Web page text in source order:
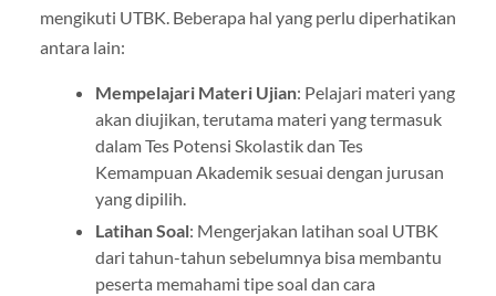
mengikuti UTBK. Beberapa hal yang perlu diperhatikan
antara lain:
Mempelajari Materi Ujian: Pelajari materi yang
akan diujikan, terutama materi yang termasuk
dalam Tes Potensi Skolastik dan Tes
Kemampuan Akademik sesuai dengan jurusan
yang dipilih.
Latihan Soal: Mengerjakan latihan soal UTBK
dari tahun-tahun sebelumnya bisa membantu
peserta memahami tipe soal dan cara